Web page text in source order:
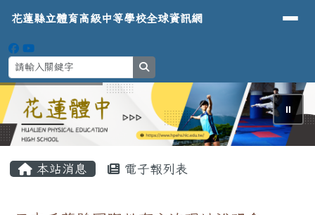
花蓮縣立體育高級中等學校全球資
導覽列
花蓮縣立體育高級中等學校全球資訊網
⏸
本站消息 電子報列表